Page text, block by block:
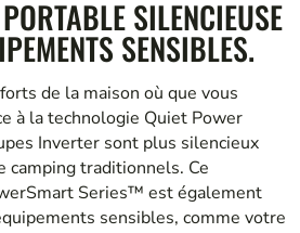
SILENCIEUSE
SENSIBLES.
de la maison où que vous
à la technologie Quiet Power
Inverter sont plus silencieux
camping traditionnels. Ce
Series™ est également
sensibles, comme votre